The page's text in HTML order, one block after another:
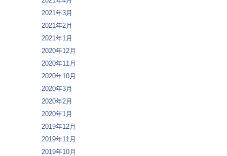
2021年3月
2021年2月
2021年1月
2020年12月
2020年11月
2020年10月
2020年3月
2020年2月
2020年1月
2019年12月
2019年11月
2019年10月